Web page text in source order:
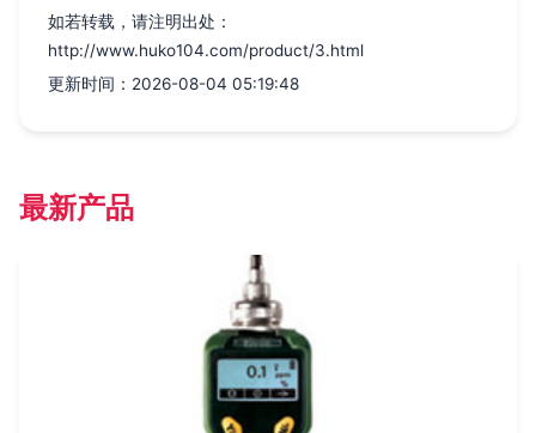
如若转载，请注明出处：
http://www.huko104.com/product/3.html
更新时间：2026-08-04 05:19:48
最新产品